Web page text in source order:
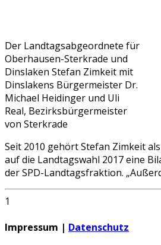
Der Landtagsabgeordnete für
Oberhausen-Sterkrade und
Dinslaken Stefan Zimkeit mit
Dinslakens Bürgermeister Dr.
Michael Heidinger und Uli
Real, Bezirksbürgermeister
von Sterkrade
Seit 2010 gehört Stefan Zimkeit
auf die Landtagswahl 2017 eine
der SPD-Landtagsfraktion.
1
Impressum | Datenschutz